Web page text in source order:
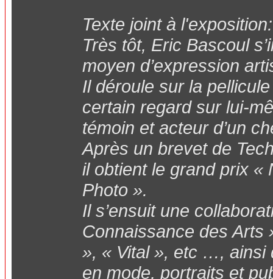
Texte joint à l'exposition:
Très tôt, Eric Bascoul
moyen d’expression
Il déroule sur la
certain regard sur lui-
témoin et acteur d’un
Après un brevet de
il obtient le grand prix «
Photo ».
Il s’ensuit une
Connaissance des Arts
», « Vital », etc …, ainsi
en mode, portraits et